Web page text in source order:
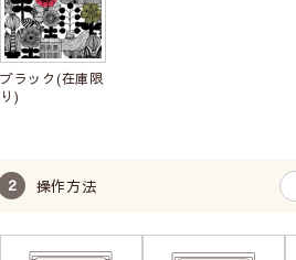
ブラック(在庫限
り)
操作方法